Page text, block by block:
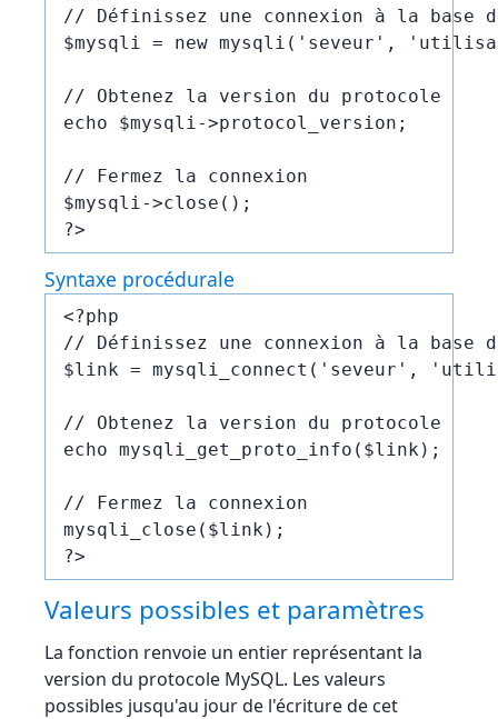
// Définissez une connexion à la base
$mysqli = new mysqli('seveur',
// Obtenez la version du protocole
echo $mysqli->protocol_version;
// Fermez la connexion
$mysqli->close();
?>
Syntaxe procédurale
<?php
// Définissez une connexion à la base
$link = mysqli_connect('seveur',
// Obtenez la version du protocole
echo mysqli_get_proto_info($link);
// Fermez la connexion
mysqli_close($link);
?>
Valeurs possibles et paramètres
La fonction renvoie un entier représentant la
version du protocole MySQL. Les valeurs
possibles jusqu'au jour de l'écriture de cet